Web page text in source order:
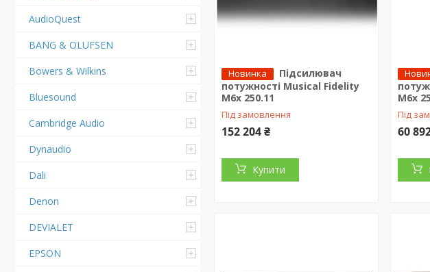
AudioQuest
BANG & OLUFSEN
Bowers & Wilkins
Bluesound
Cambridge Audio
Dynaudio
Dali
Denon
DEVIALET
EPSON
Новинка
Підсилювач
потужності Musical Fidelity
M6x 250.11
Під замовлення
152 204 ₴
Купити
M6x
Під
60